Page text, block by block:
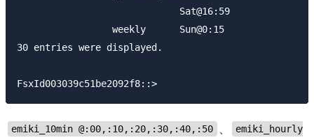
                             Sat@16:59
                 weekly      Sun@0:15
30 entries were displayed.
emiki_10min @:00,:10,:20,:30,:40,:50 、
emiki_hourly